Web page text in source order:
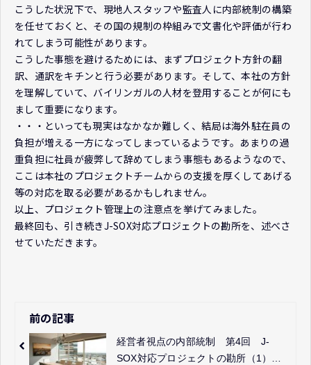
こうした状況下で、現地人スタッフや監査人に内部統制の構築
を任せておくと、その国の規制の枠組みで文書化や評価が行わ
れてしまう可能性があります。
こうした事態を避けるためには、まずプロジェクト方針の翻
訳、通訳をキチンと行う必要があります。そして、本社の方針
を理解していて、バイリンガルの人材を登用することが何にも
まして重要になります。
・・・といっても現実はなかなか難しく、結局は海外駐在員の
負担が増える一方になってしまっているようです。あまりの過
重負担に社員が疲弊して辞めてしまう事態もあるようなので、
ここは本社のプロジェクトチームからの支援を厚くしてあげる
等の対応を取る必要があるかもしれません。
以上、プロジェクト管理上の注意点を挙げてみました。
最終回も、引き続きJ-SOX対応プロジェクトの勘所を、述べさ
せていただきます。
前の記事
経営者視点の内部統制 第4回 J-
SOX対応プロジェクトの勘所（1）